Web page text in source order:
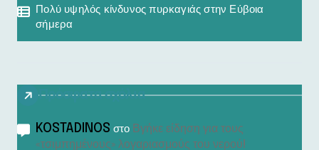
Πολύ υψηλός κίνδυνος πυρκαγιάς στην Εύβοια
σήμερα
Πρόσφατα σχόλια
KOSTADINOS στο Βγήκε είδηση για τους
«τσιμπημένους» λογαριασμούς του νερού!